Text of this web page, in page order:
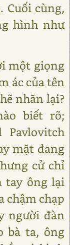
Cuối cùng,
hình như
một giọng
ác của tên
nhăn lại?
biết rõ;
mặt đang
cử chỉ
tay ông lại
chậm chạp
người đàn
bà ta, ông